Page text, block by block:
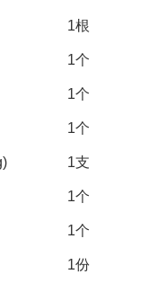
1根
1个
1个
1个
1支
1个
1个
1份